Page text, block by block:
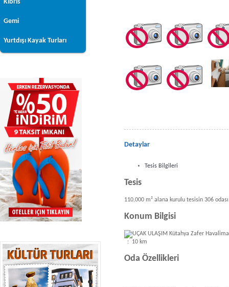
Kıbrıs
Gemi
Yurtdışı Kayak Turları
Detaylar
Tesis Bilgileri
Tesis
110,000 m² alana kurulu tesisin 306
Konum Bilgisi
Kütahya Zafer
: 10 km
Oda Özellikleri